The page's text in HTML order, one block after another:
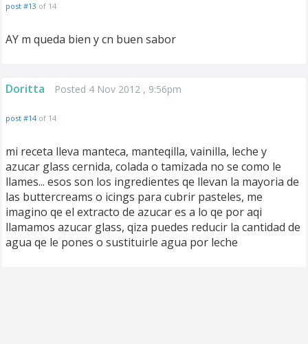
post #13 of 14
AY m queda bien y cn buen sabor
Doritta Posted 4 Nov 2012 , 9:56pm
post #14 of 14
mi receta lleva manteca, manteqilla, vainilla, leche y
azucar glass cernida, colada o tamizada no se como le
llames... esos son los ingredientes qe llevan la mayoria de
las buttercreams o icings para cubrir pasteles, me
imagino qe el extracto de azucar es a lo qe por aqi
llamamos azucar glass, qiza puedes reducir la cantidad de
agua qe le pones o sustituirle agua por leche